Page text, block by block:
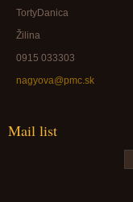
TortyDanica
Žilina
0915 033303
nagyova@pmc.sk
Mail list